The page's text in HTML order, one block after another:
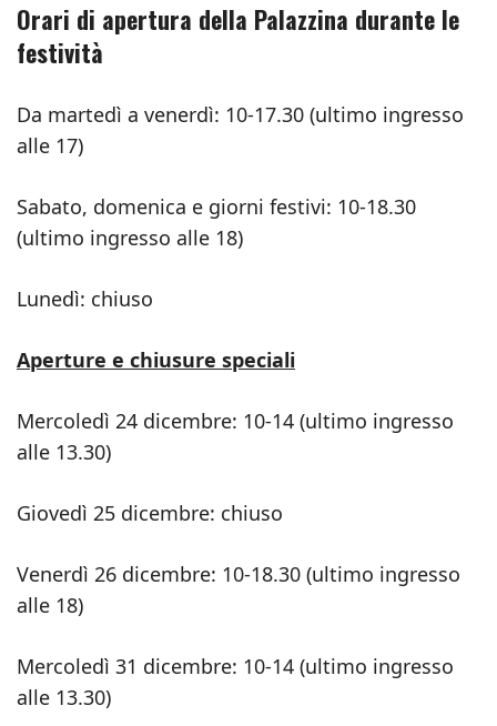
Orari di apertura della Palazzina durante le
festività
Da martedì a venerdì: 10-17.30 (ultimo ingresso
alle 17)
Sabato, domenica e giorni festivi: 10-18.30
(ultimo ingresso alle 18)
Lunedì: chiuso
Aperture e chiusure speciali
Mercoledì 24 dicembre: 10-14 (ultimo ingresso
alle 13.30)
Giovedì 25 dicembre: chiuso
Venerdì 26 dicembre: 10-18.30 (ultimo ingresso
alle 18)
Mercoledì 31 dicembre: 10-14 (ultimo ingresso
alle 13.30)